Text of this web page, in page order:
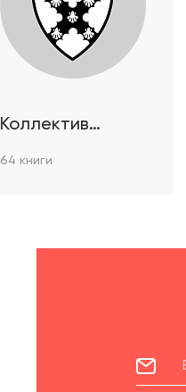
Коллектив
64 книги